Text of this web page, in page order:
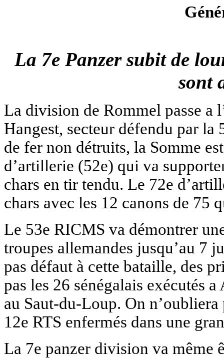
La 7e Panzer subit de
sont
La division de Rommel passe a
Hangest, secteur défendu par
de fer non détruits, la Somme
d’artillerie (52e) qui va
chars en tir tendu. Le 72e
chars avec les 12 canons de 75
Le 53e RICMS va démontrer
troupes allemandes jusqu’au 7
pas défaut à cette bataille, des
pas les 26 sénégalais exécutés
au Saut-du-Loup. On
12e RTS enfermés dans une
La 7e panzer division va même